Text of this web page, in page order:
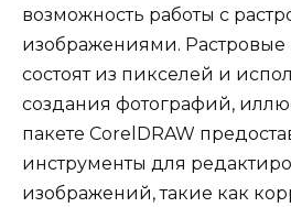
возможность работы с
изображениями.
состоят из пикселей и
создания фотографий,
пакете CorelDRAW
инструменты для
изображений, такие как